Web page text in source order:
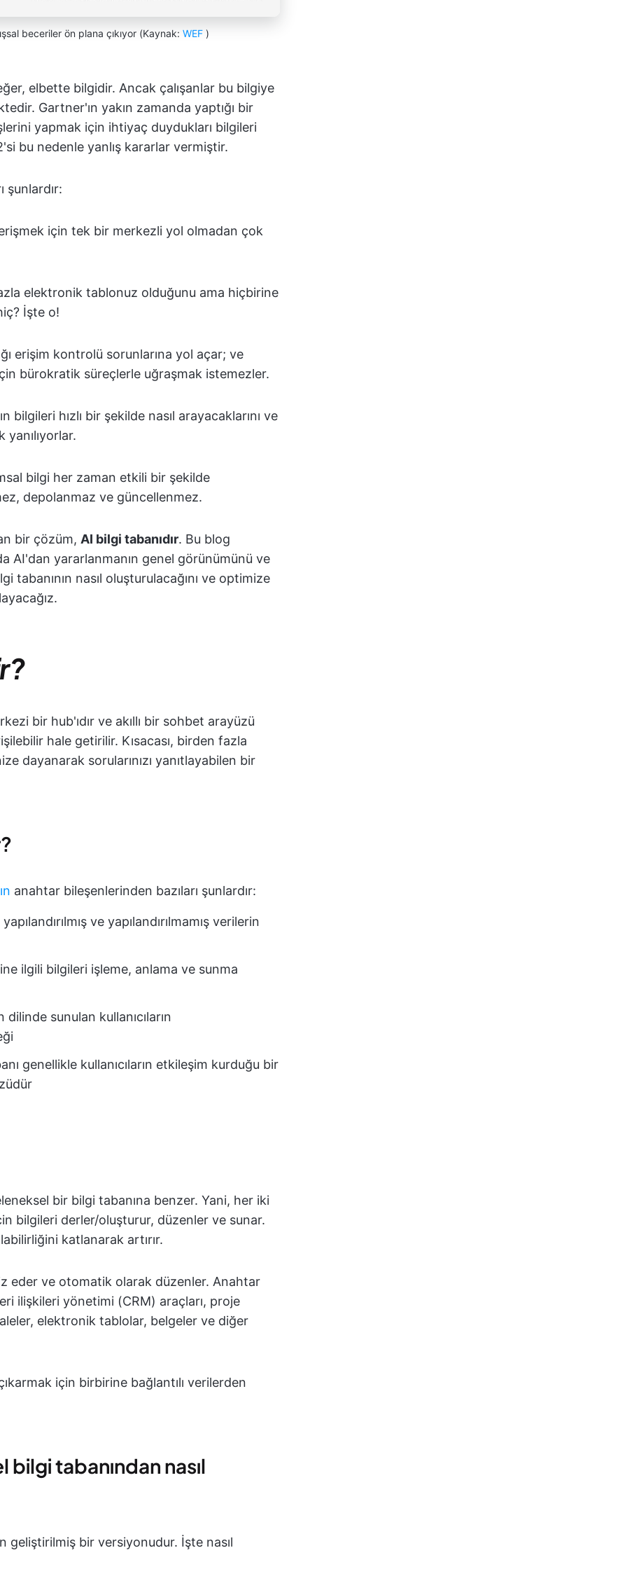
beceriler ön plana çıkıyor (Kaynak: WEF)
elbette bilgidir. Ancak çalışanlar bu bilgiye
Gartner'ın yakın zamanda yaptığı bir
yapmak için ihtiyaç duydukları bilgileri
bu nedenle yanlış kararlar vermiştir.
şunlardır:
için tek bir merkezli yol olmadan çok
elektronik tablonuz olduğunu ama hiçbirine
İşte o!
erişim kontrolü sorunlarına yol açar; ve
bürokratik süreçlerle uğraşmak istemezler.
bilgileri hızlı bir şekilde nasıl arayacaklarını ve
yanılıyorlar.
bilgi her zaman etkili bir şekilde
depolanmaz ve güncellenmez.
bir çözüm, AI bilgi tabanıdır. Bu blog
AI'dan yararlanmanın genel görünümünü ve
tabanının nasıl oluşturulacağını ve optimize
bir hub'ıdır ve akıllı bir sohbet arayüzü
hale getirilir. Kısacası, birden fazla
dayanarak sorularınızı yanıtlayabilen bir
anahtar bileşenlerinden bazıları şunlardır:
ve yapılandırılmamış verilerin
ilgili bilgileri işleme, anlama ve sunma
dilinde sunulan kullanıcıların
genellikle kullanıcıların etkileşim kurduğu bir
bir bilgi tabanına benzer. Yani, her iki
bilgileri derler/oluşturur, düzenler ve sunar.
katlanarak artırır.
eder ve otomatik olarak düzenler. Anahtar
ilişkileri yönetimi (CRM) araçları, proje
elektronik tablolar, belgeler ve diğer
için birbirine bağlantılı verilerden
tabanından nasıl
geliştirilmiş bir versiyonudur. İşte nasıl